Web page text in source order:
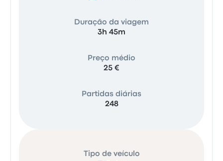
Duração da viagem
3h 45m
Preço médio
25 €
Partidas diárias
248
Tipo de veículo